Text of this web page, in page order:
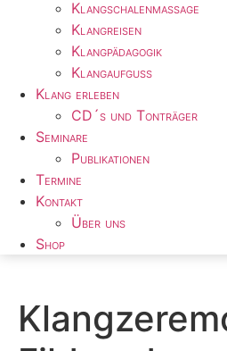
Klangschalenmassage
Klangreisen
Klangpädagogik
Klangaufguss
Klang erleben
CD´s und Tonträger
Seminare
Publikationen
Termine
Kontakt
Über uns
Shop